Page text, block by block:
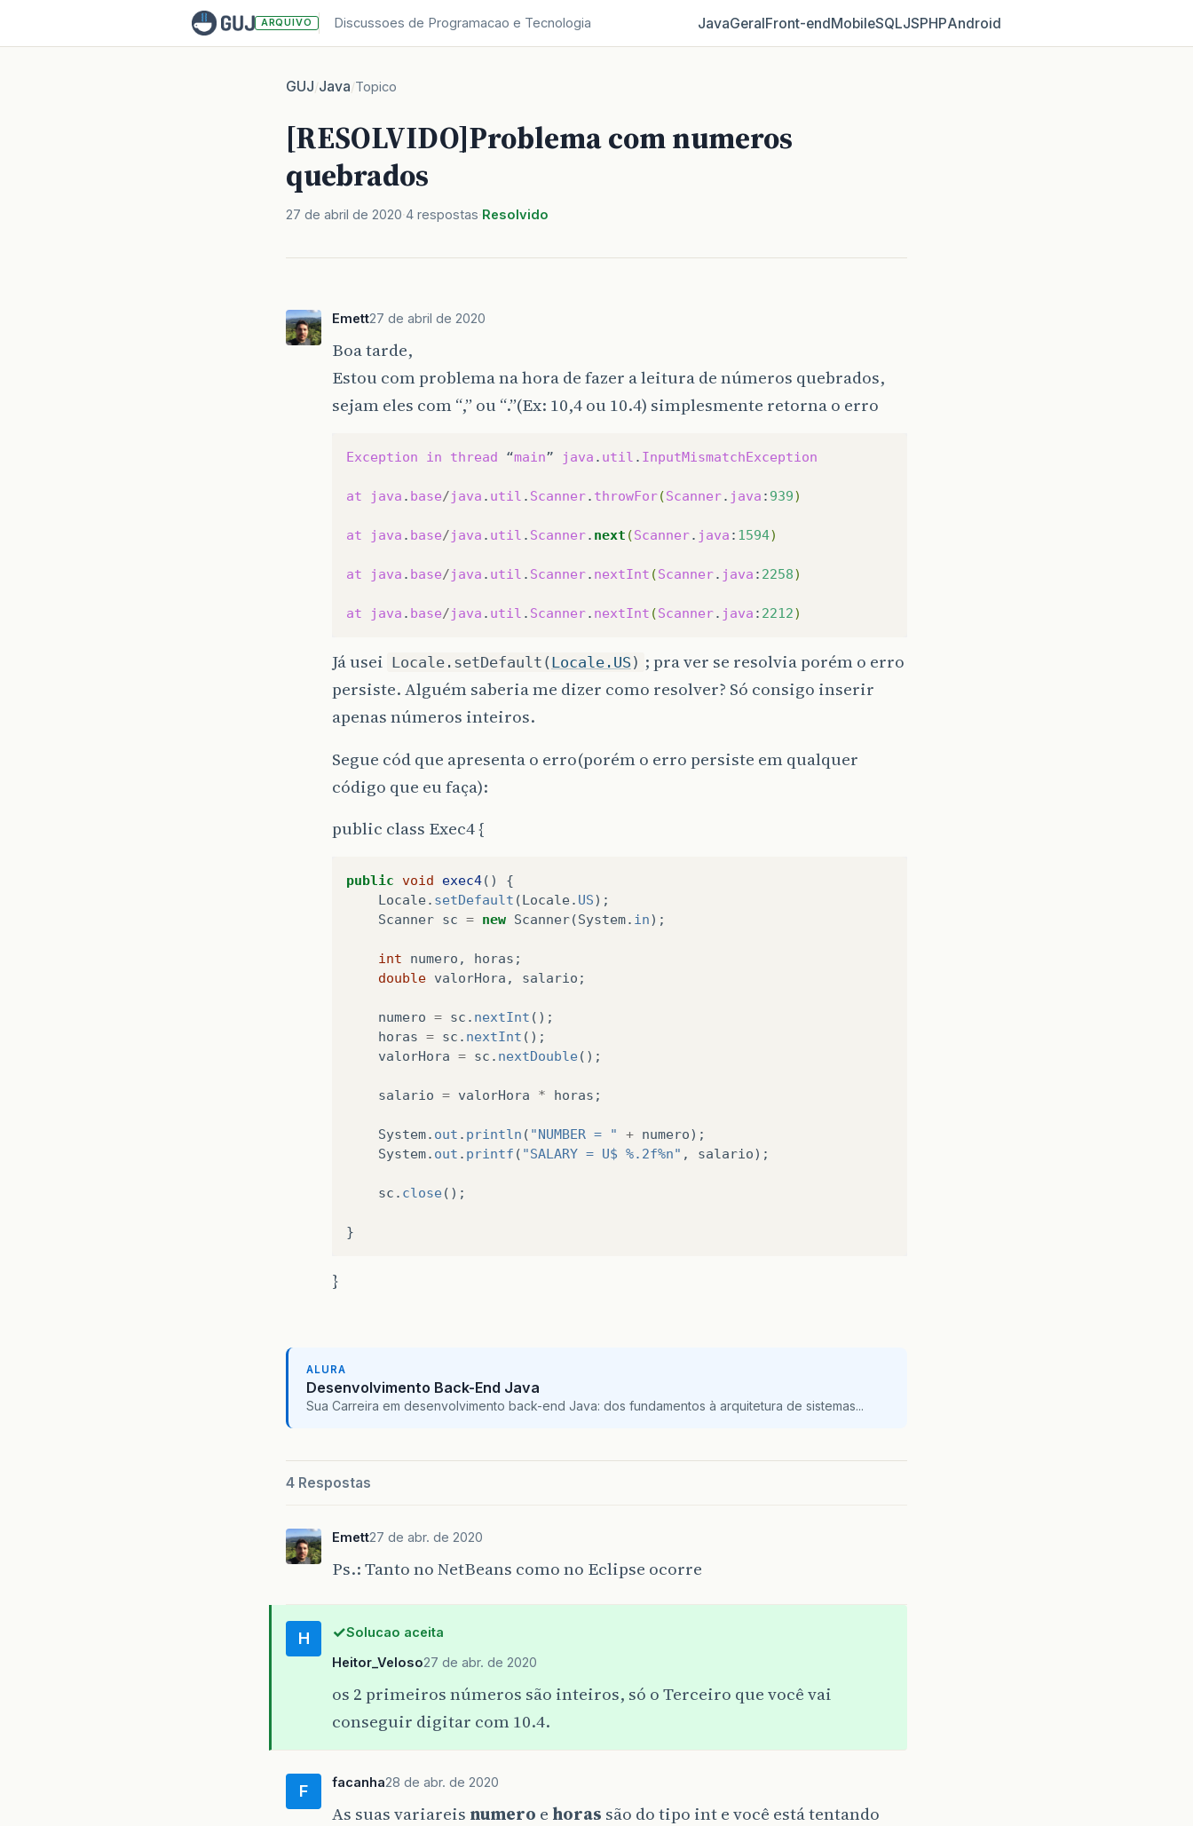
ARQUIVO Discussoes de Programacao e Tecnologia JavaGeralFront‑endMobileSQLJSPHPAndroid
GUJ/Java/Topico
[RESOLVIDO]Problema com numeros
quebrados
27 de abril de 2020 4 respostas Resolvido
Emett27 de abril de 2020
Boa tarde,
Estou com problema na hora de fazer a leitura de números quebrados,
sejam eles com “,” ou “.”(Ex: 10,4 ou 10.4) simplesmente retorna o erro
Exception in thread “main” java . util . InputMismatchException
at java . base/java . util . Scanner. throwFor(Scanner. java : 939)
at java . base/java . util . Scanner. next (Scanner. java : 1594)
at java . base/java . util . Scanner. nextInt (Scanner. java : 2258)
at java . base/java . util . Scanner. nextInt (Scanner. java : 2212)
Já usei Locale.setDefault( Locale.US ) ; pra ver se resolvia porém o erro
persiste. Alguém saberia me dizer como resolver? Só consigo inserir
apenas números inteiros.
Segue cód que apresenta o erro(porém o erro persiste em qualquer
código que eu faça):
public class Exec4 {
public void exec4()
{
Locale. setDefault (Locale. US);
Scanner sc = new Scanner(System. in);
int numero , horas ;
double valorHora , salario ;
numero = sc . nextInt ();
horas = sc . nextInt ();
valorHora = sc . nextDouble();
salario = valorHora * horas ;
System. out . println ( "NUMBER = " + numero);
System. out . printf ( "SALARY = U$ %.2f%n" , salario);
sc . close();
}
}
ALURA
Desenvolvimento Back-End Java
Sua Carreira em desenvolvimento back-end Java: dos fundamentos à arquitetura de sistemas...
4 Respostas
Emett27 de abr. de 2020
Ps.: Tanto no NetBeans como no Eclipse ocorre
H
Solucao aceita
Heitor_Veloso27 de abr. de 2020
os 2 primeiros números são inteiros, só o Terceiro que você vai
conseguir digitar com 10.4.
F facanha28 de abr. de 2020
As suas variareis numero e horas são do tipo int e você está tentando